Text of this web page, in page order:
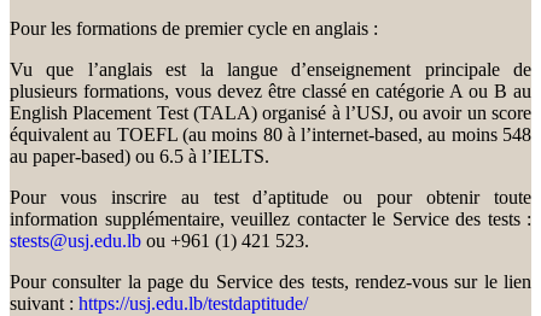
Pour les formations de premier cycle en anglais :
Vu que l’anglais est la langue d’enseignement principale de
plusieurs formations, vous devez être classé en catégorie A ou B au
English Placement Test (TALA) organisé à l’USJ, ou avoir un score
équivalent au TOEFL (au moins 80 à l’internet-based, au moins 548
au paper-based) ou 6.5 à l’IELTS.
Pour vous inscrire au test d’aptitude ou pour obtenir toute
information supplémentaire, veuillez contacter le Service des tests :
stests@usj.edu.lb ou +961 (1) 421 523.
Pour consulter la page du Service des tests, rendez-vous sur le lien
suivant : https://usj.edu.lb/testdaptitude/